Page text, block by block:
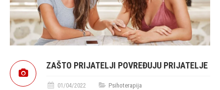
ZAŠTO PRIJATELJI POVREĐUJU PRIJATELJE
01/04/2022 Psihoterapija